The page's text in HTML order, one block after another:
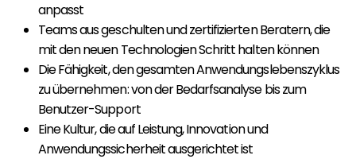
anpasst
Teams aus geschulten und zertifizierten Beratern, die
mit den neuen Technologien Schritt halten können
Die Fähigkeit, den gesamten Anwendungslebenszyklus
zu übernehmen: von der Bedarfsanalyse bis zum
Benutzer-Support
Eine Kultur, die auf Leistung, Innovation und
Anwendungssicherheit ausgerichtet ist